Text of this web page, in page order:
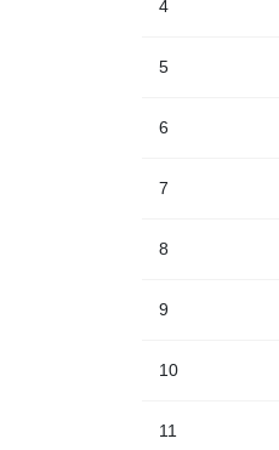
4
5
6
7
8
9
10
11